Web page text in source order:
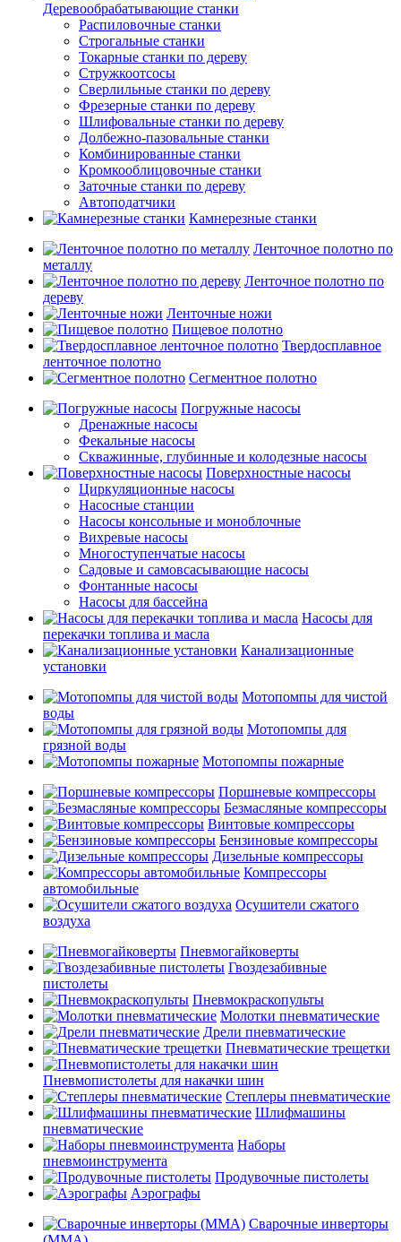
Деревообрабатывающие станки
Распиловочные станки
Строгальные станки
Токарные станки по дереву
Стружкоотсосы
Сверлильные станки по дереву
Фрезерные станки по дереву
Шлифовальные станки по дереву
Долбежно-пазовальные станки
Комбинированные станки
Кромкооблицовочные станки
Заточные станки по дереву
Автоподатчики
Камнерезные станки
Ленточное полотно по
металлу
Ленточное полотно по
дереву
Ленточные ножи
Пищевое полотно
Твердосплавное
ленточное полотно
Сегментное полотно
Погружные насосы
Дренажные насосы
Фекальные насосы
Скважинные, глубинные и колодезные насосы
Поверхностные насосы
Циркуляционные насосы
Насосные станции
Насосы консольные и моноблочные
Вихревые насосы
Многоступенчатые насосы
Садовые и самовсасывающие насосы
Фонтанные насосы
Насосы для бассейна
Насосы для
перекачки топлива и масла
Канализационные
установки
Мотопомпы для чистой
воды
Мотопомпы для
грязной воды
Мотопомпы пожарные
Поршневые компрессоры
Безмасляные компрессоры
Винтовые компрессоры
Бензиновые компрессоры
Дизельные компрессоры
Компрессоры
автомобильные
Осушители сжатого
воздуха
Пневмогайковерты
Гвоздезабивные
пистолеты
Пневмокраскопульты
Молотки пневматические
Дрели пневматические
Пневматические трещетки
Пневмопистолеты для накачки шин
Степлеры пневматические
Шлифмашины
пневматические
Наборы
пневмоинструмента
Продувочные пистолеты
Аэрографы
Сварочные инверторы